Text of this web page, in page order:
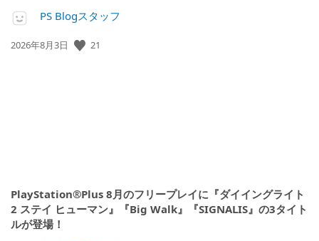
PS Blogスタッフ
公
2026年8月3日 21
PlayStation®Plus 8月のフリープレイに『ダイイングライト
2 ステイ ヒューマン』『Big Walk』『SIGNALIS』の3タイト
ルが登場！